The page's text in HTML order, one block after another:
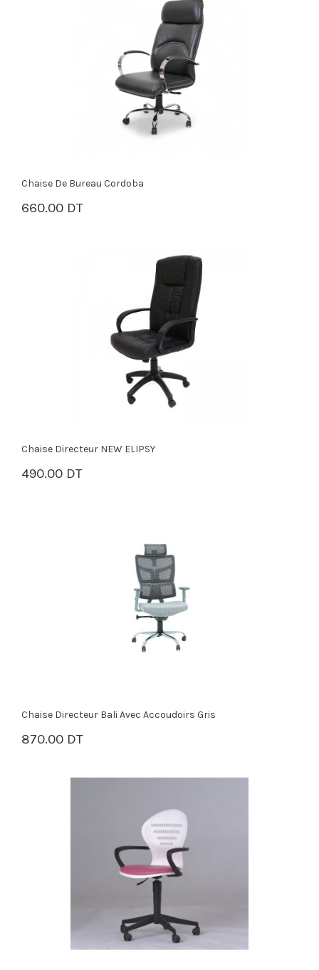
Chaise De Bureau Cordoba
660.00 DT
PANIER
Chaise Directeur NEW ELIPSY
490.00 DT
PANIER
Chaise Directeur Bali Avec Accoudoirs Gris
870.00 DT
PANIER